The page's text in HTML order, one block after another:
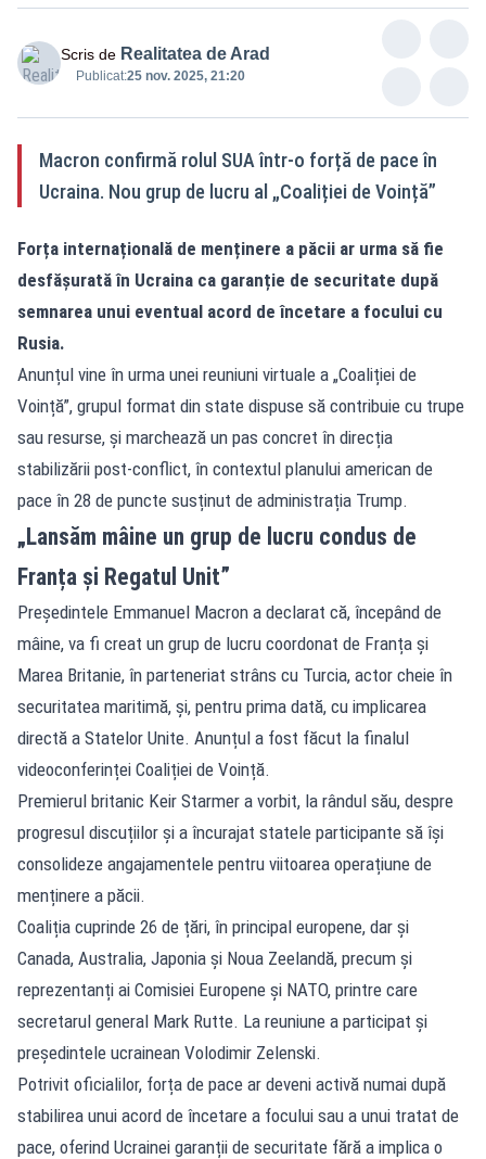
Scris de Realitatea de Arad
Publicat:25 nov. 2025, 21:20
Macron confirmă rolul SUA într-o forță de pace în
Ucraina. Nou grup de lucru al „Coaliției de Voință”
Forța internațională de menținere a păcii ar urma să fie
desfășurată în Ucraina ca garanție de securitate după
semnarea unui eventual acord de încetare a focului cu
Rusia.
Anunțul vine în urma unei reuniuni virtuale a „Coaliției de
Voință”, grupul format din state dispuse să contribuie cu trupe
sau resurse, și marchează un pas concret în direcția
stabilizării post-conflict, în contextul planului american de
pace în 28 de puncte susținut de administrația Trump.
„Lansăm mâine un grup de lucru condus de
Franța și Regatul Unit”
Președintele Emmanuel Macron a declarat că, începând de
mâine, va fi creat un grup de lucru coordonat de Franța și
Marea Britanie, în parteneriat strâns cu Turcia, actor cheie în
securitatea maritimă, și, pentru prima dată, cu implicarea
directă a Statelor Unite. Anunțul a fost făcut la finalul
videoconferinței Coaliției de Voință.
Premierul britanic Keir Starmer a vorbit, la rândul său, despre
progresul discuțiilor și a încurajat statele participante să își
consolideze angajamentele pentru viitoarea operațiune de
menținere a păcii.
Coaliția cuprinde 26 de țări, în principal europene, dar și
Canada, Australia, Japonia și Noua Zeelandă, precum și
reprezentanți ai Comisiei Europene și NATO, printre care
secretarul general Mark Rutte. La reuniune a participat și
președintele ucrainean Volodimir Zelenski.
Potrivit oficialilor, forța de pace ar deveni activă numai după
stabilirea unui acord de încetare a focului sau a unui tratat de
pace, oferind Ucrainei garanții de securitate fără a implica o